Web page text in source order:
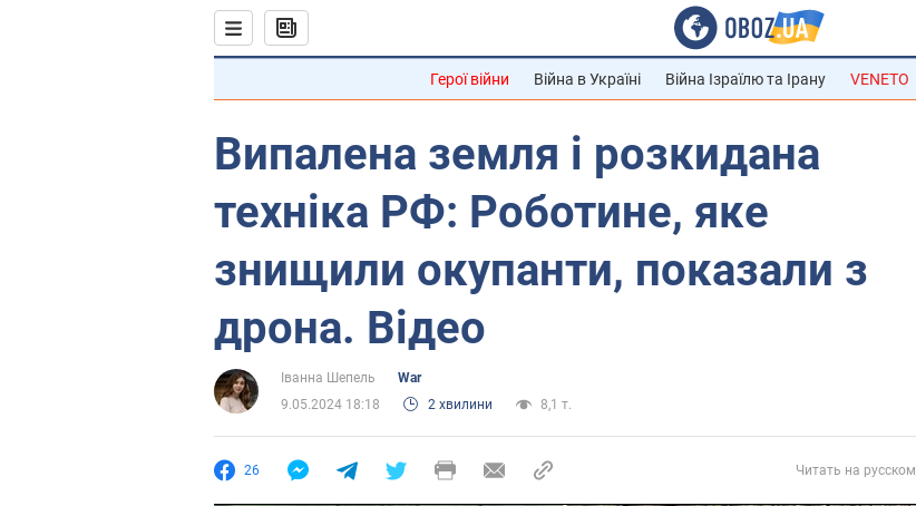
Герої війни Війна в Україні Війна Ізраїлю та Ірану VENETO
Випалена земля і розкидана
техніка РФ: Роботине, яке
знищили окупанти, показали з
дрона. Відео
Іванна Шепель
War
9.05.2024 18:18
2 хвилини 8,1 т.
26 Читать на русском